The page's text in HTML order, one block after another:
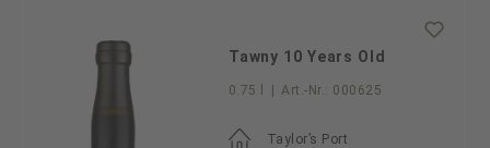
Tawny 10 Years Old
0.75 l | Art.-Nr.: 000625
Taylor’s Port